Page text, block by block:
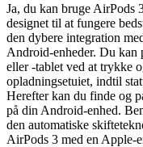
Ja, du kan bruge AirPods
designet til at fungere
den dybere integration
Android-enheder. Du kan
eller -tablet ved at trykke
opladningsetuiet, indtil
Herefter kan du finde og
på din Android-enhed.
den automatiske
AirPods 3 med en Apple-